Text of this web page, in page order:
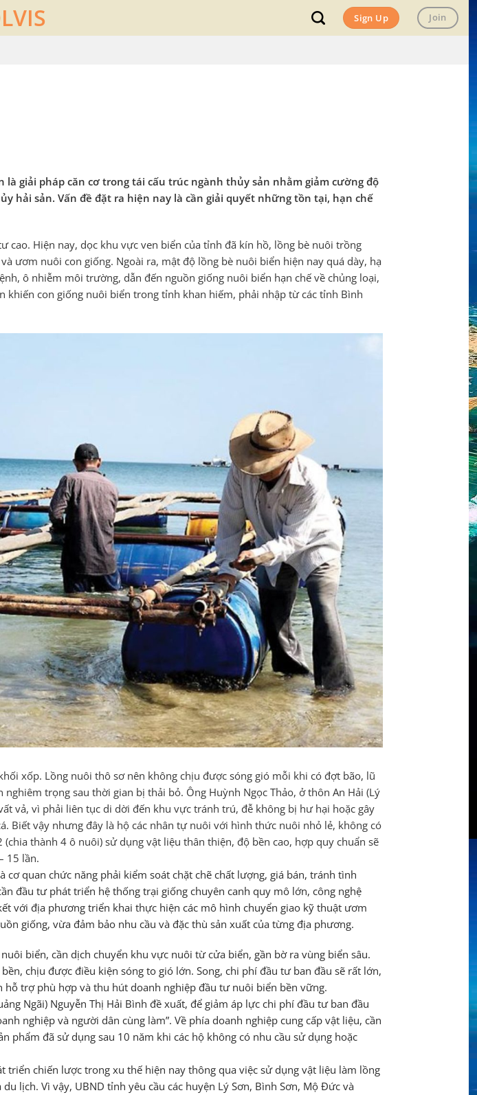
Sign Up Join
là giải pháp căn cơ trong tái cấu trúc ngành thủy sản nhằm giảm cường độ
hải sản. Vấn đề đặt ra hiện nay là cần giải quyết những tồn tại, hạn chế
Hiện nay, dọc khu vực ven biển của tỉnh đã kín hồ, lồng bè nuôi trồng
ươm nuôi con giống. Ngoài ra, mật độ lồng bè nuôi biển hiện nay quá dày, hạ
ô nhiễm môi trường, dẫn đến nguồn giống nuôi biển hạn chế về chủng loại,
con giống nuôi biển trong tỉnh khan hiếm, phải nhập từ các tỉnh Bình
xốp. Lồng nuôi thô sơ nên không chịu được sóng gió mỗi khi có đợt bão, lũ
trọng sau thời gian bị thải bỏ. Ông Huỳnh Ngọc Thảo, ở thôn An Hải (Lý
vả, vì phải liên tục di dời đến khu vực tránh trú, đễ không bị hư hại hoặc gây
Biết vậy nhưng đây là hộ các nhân tự nuôi với hình thức nuôi nhỏ lẻ, không có
thành 4 ô nuôi) sử dụng vật liệu thân thiện, độ bền cao, hợp quy chuẩn sẽ
15 lần.
quan chức năng phải kiểm soát chặt chẽ chất lượng, giá bán, tránh tình
đầu tư phát triển hệ thống trại giống chuyên canh quy mô lớn, công nghệ
với địa phương triển khai thực hiện các mô hình chuyển giao kỹ thuật ươm
giống, vừa đảm bảo nhu cầu và đặc thù sản xuất của từng địa phương.
biển, cần dịch chuyển khu vực nuôi từ cửa biển, gần bờ ra vùng biển sâu.
chịu được điều kiện sóng to gió lớn. Song, chi phí đầu tư ban đầu sẽ rất lớn,
trợ phù hợp và thu hút doanh nghiệp đầu tư nuôi biển bền vững.
Ngãi) Nguyễn Thị Hải Bình đề xuất, để giảm áp lực chi phí đầu tư ban đầu
nghiệp và người dân cùng làm”. Về phía doanh nghiệp cung cấp vật liệu, cần
phẩm đã sử dụng sau 10 năm khi các hộ không có nhu cầu sử dụng hoặc
chiến lược trong xu thế hiện nay thông qua việc sử dụng vật liệu làm lồng
lịch. Vì vậy, UBND tỉnh yêu cầu các huyện Lý Sơn, Bình Sơn, Mộ Đức và